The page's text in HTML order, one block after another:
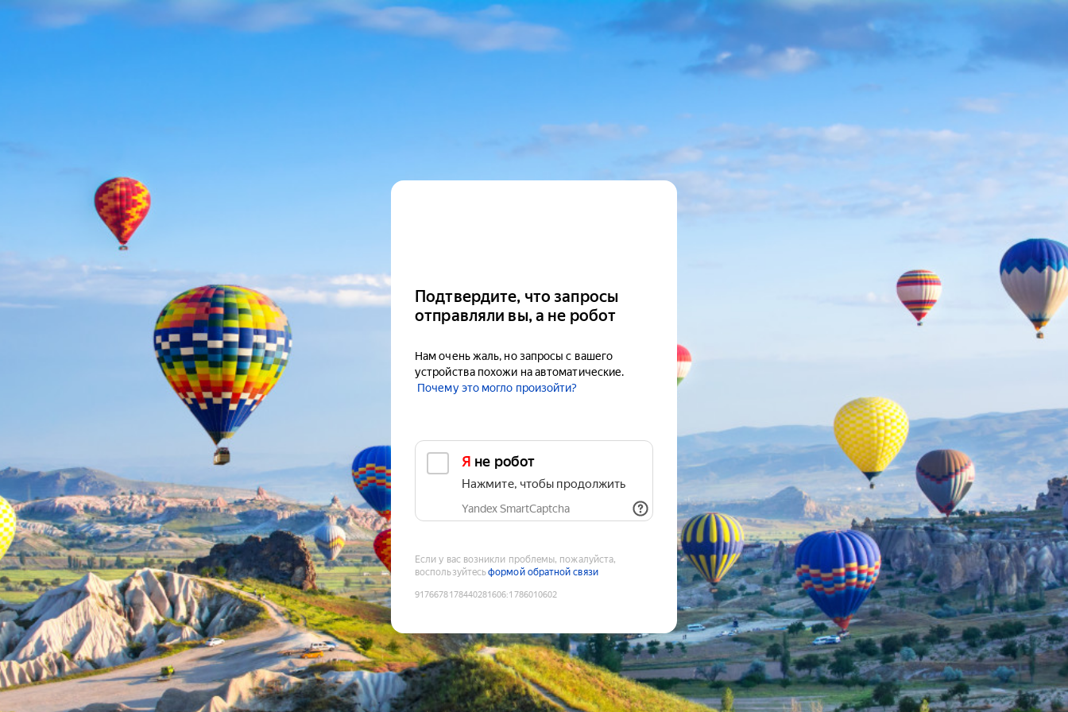
Подтвердите, что запросы
отправляли вы, а не робот
Нам очень жаль, но запросы с вашего
устройства похожи на автоматические.
Почему это могло произойти?
Я не робот
Нажмите, чтобы продолжить
Yandex SmartCaptcha
Если у вас возникли проблемы, пожалуйста,
воспользуйтесьформой обратной связи
9176678178440281606:1786010602